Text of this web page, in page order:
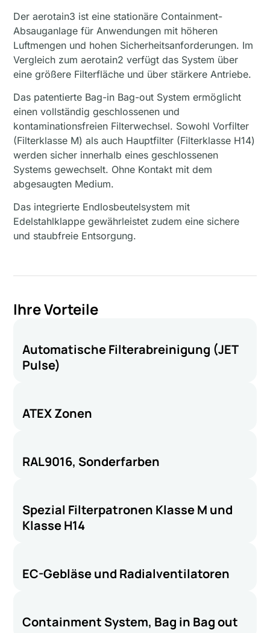
Der aerotain3 ist eine stationäre Containment-
Absauganlage für Anwendungen mit höheren
Luftmengen und hohen Sicherheitsanforderungen. Im
Vergleich zum aerotain2 verfügt das System über
eine größere Filterfläche und über stärkere Antriebe.
Das patentierte Bag-in Bag-out System ermöglicht
einen vollständig geschlossenen und
kontaminationsfreien Filterwechsel. Sowohl Vorfilter
(Filterklasse M) als auch Hauptfilter (Filterklasse H14)
werden sicher innerhalb eines geschlossenen
Systems gewechselt. Ohne Kontakt mit dem
abgesaugten Medium.
Das integrierte Endlosbeutelsystem mit
Edelstahlklappe gewährleistet zudem eine sichere
und staubfreie Entsorgung.
Ihre Vorteile
Automatische Filterabreinigung (JET
Pulse)
ATEX Zonen
RAL9016, Sonderfarben
Spezial Filterpatronen Klasse M und
Klasse H14
EC-Gebläse und Radialventilatoren
Containment System, Bag in Bag out